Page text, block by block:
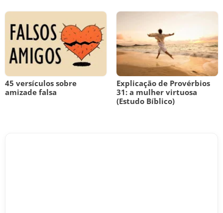
45 versículos sobre
amizade falsa
Explicação de Provérbios
31: a mulher virtuosa
(Estudo Bíblico)